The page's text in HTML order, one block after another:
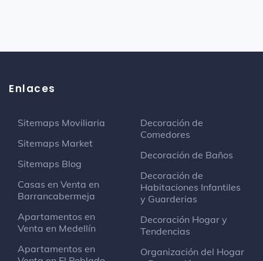
Enlaces
Sitemaps Moviliaria
Sitemaps Market
Sitemaps Blog
Casas en Venta en
Barrancabermeja
Apartamentos en
Venta en Medellín
Apartamentos en
Decoración de
Comedores
Decoración de Baños
Decoración de
Habitaciones Infantiles
y Guarderias
Decoración Hogar y
Tendencias
Organización del Hogar